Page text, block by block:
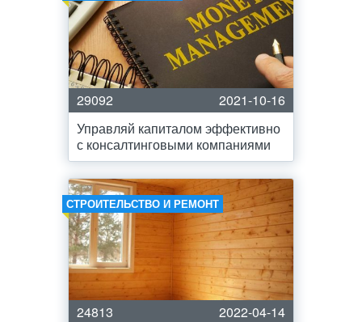
29092
2021-10-16
Управляй капиталом эффективно
с консалтинговыми компаниями
СТРОИТЕЛЬСТВО И РЕМОНТ
24813
2022-04-14